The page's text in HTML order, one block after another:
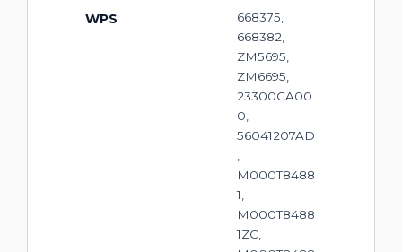
WPS
668375,
668382,
ZM5695,
ZM6695,
23300CA00
0,
56041207AD
,
M000T8488
1,
M000T8488
1ZC,